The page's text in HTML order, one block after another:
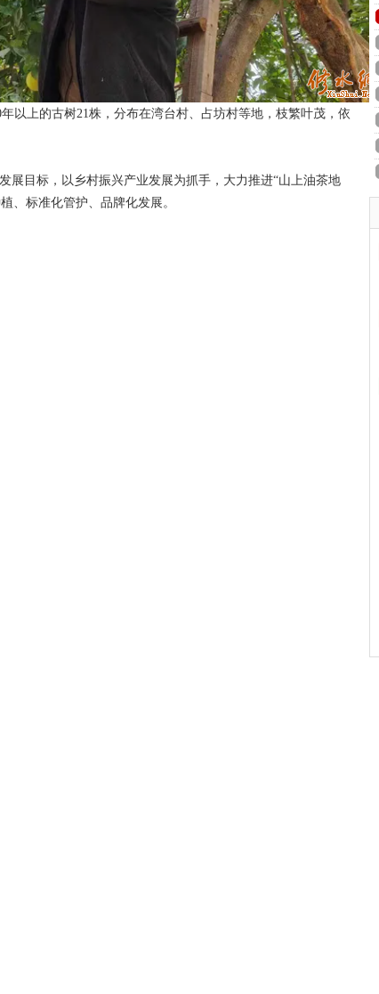
上的古树21株，分布在湾台村、占坊村等地，枝繁叶茂，依
目标，以乡村振兴产业发展为抓手，大力推进“山上油茶地
、标准化管护、品牌化发展。